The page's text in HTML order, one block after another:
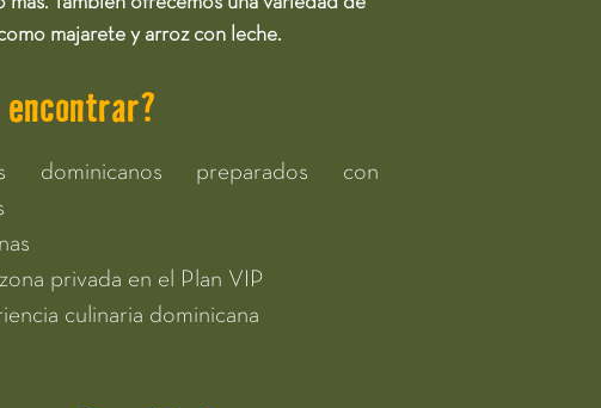
majarete y arroz con leche.
dominicanos preparados con
privada en el Plan VIP
culinaria dominicana